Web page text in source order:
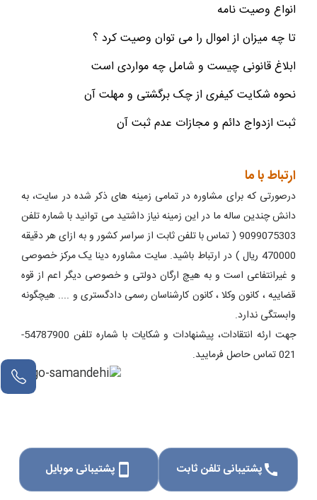
انواع وصیت نامه
تا چه میزان از اموال را می توان وصیت کرد ؟
ابلاغ قانونی چیست و شامل چه مواردی است
نحوه شکایت کیفری از چک برگشتی و مهلت آن
ثبت ازدواج دائم و مجازات عدم ثبت آن
ارتباط با ما
درصورتی که برای مشاوره در تمامی زمینه های ذکر شده در سایت، به
دانش چندین ساله ما در این زمینه نیاز داشتید می توانید با شماره تلفن
9099075303 ( تماس با تلفن ثابت از سراسر کشور و به ازای هر دقیقه
470000 ریال ) در ارتباط باشید. سایت مشاوره دینا یک مرکز خصوصی
و غیرانتفاعی است و به هیچ ارگان دولتی و خصوصی دیگر اعم از قوه
قضاییه ، کانون وکلا ، کانون کارشناسان رسمی دادگستری و .... هیچگونه
وابستگی ندارد.
جهت ارئه انتقادات، پیشنهادات و شکایات با شماره تلفن 54787900-
021 تماس حاصل فرمایید.
callپشتیبانی تلفن ثابت smartphone پشتیبانی موبایل